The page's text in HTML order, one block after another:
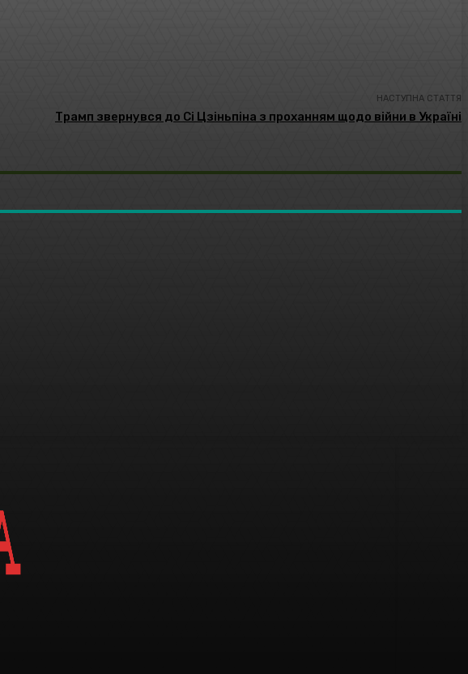
НАСТУПНА СТАТТЯ
Трамп звернувся до Сі Цзіньпіна з проханням щодо війни в Україні